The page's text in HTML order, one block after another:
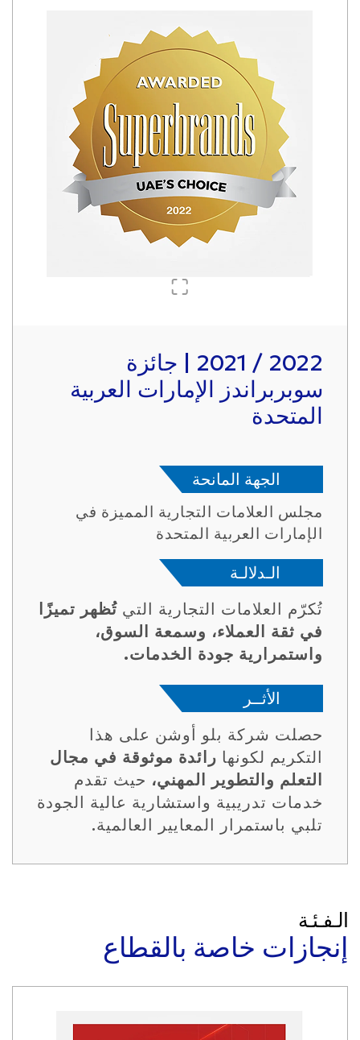
2022 / 2021 | جائزة
سوبربراندز الإمارات العربية
المتحدة
الجهة المانحة
مجلس العلامات التجارية المميزة في
الإمارات العربية المتحدة
الـدلالـة
تُكرّم العلامات التجارية التي تُظهر تميزًا
في ثقة العملاء، وسمعة السوق،
واستمرارية جودة الخدمات.
الأثــر
حصلت شركة بلو أوشن على هذا
التكريم لكونها رائدة موثوقة في مجال
التعلم والتطوير المهني، حيث تقدم
خدمات تدريبية واستشارية عالية الجودة
تلبي باستمرار المعايير العالمية.
الـفـئـة
إنجازات خاصة بالقطاع